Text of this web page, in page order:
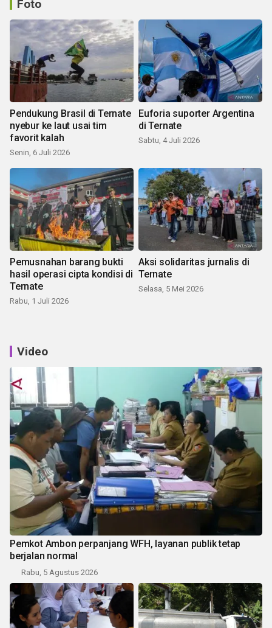
Foto
Pendukung Brasil di Ternate
nyebur ke laut usai tim
favorit kalah
Senin, 6 Juli 2026
Euforia suporter Argentina
di Ternate
Sabtu, 4 Juli 2026
Pemusnahan barang bukti
hasil operasi cipta kondisi di
Ternate
Rabu, 1 Juli 2026
Aksi solidaritas jurnalis di
Ternate
Selasa, 5 Mei 2026
Video
Pemkot Ambon perpanjang WFH, layanan publik tetap
berjalan normal
Rabu, 5 Agustus 2026